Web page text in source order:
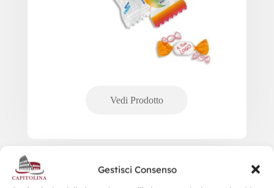
Gestisci Consenso
Lecca-lecca Piatti